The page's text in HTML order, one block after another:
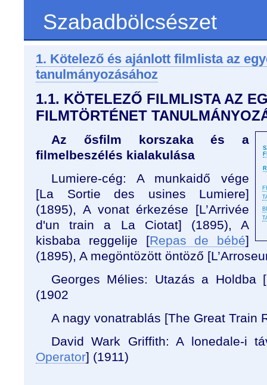
Szabadbölcsészet
1. Kötelező és ajánlott filmlista az
tanulmányozásához
1.1. KÖTELEZŐ FILMLISTA AZ
FILMTÖRTÉNET
Az ősfilm korszaka és a
filmelbeszélés kialakulása
Lumiere-cég: A munkaidő vége
[La Sortie des usines Lumiere]
(1895), A vonat érkezése [L’Arrivée
d'un train a La Ciotat] (1895), A
kisbaba reggelije [Repas de bébé]
(1895), A megöntözött öntöző
Georges Mélies: Utazás a Holdba
(1902
A nagy vonatrablás [The Great Train
David Wark Griffith: A lonedale-i
Operator] (1911)